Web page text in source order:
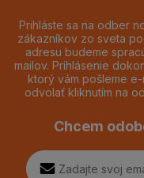
Prihláste sa na odber
zákazníkov zo sveta
adresu budeme
mailov. Prihlásenie
ktorý vám pošleme
odvolať kliknutím na
Chcem